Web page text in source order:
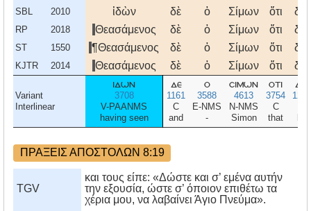
SBL 2010 ἰδὼν δὲ ὁ Σίμων ὅτι διὰ
RP 2018 Θεασάμενος δὲ ὁ Σίμων ὅτι διὰ
ST 1550 ¶Θεασάμενος δὲ ὁ Σίμων ὅτι διὰ
KJTR 2014 Θεασάμενος δὲ ὁ Σίμων ὅτι διὰ
Variant
Interlinear
ιδων
3708
V-PAANMS
having seen
δε
1161
C
and
ο
3588
E-NMS
-
σιμων
4613
N-NMS
Simon
οτι
3754
C
that
δια
1223
ΠΡΑΞΕΙΣ ΑΠΟΣΤΟΛΩΝ 8:19
TGV
και τους είπε: «Δώστε και σ’ εμένα αυτήν
την εξουσία, ώστε σ’ όποιον επιθέτω τα
χέρια μου, να λαβαίνει Άγιο Πνεύμα».